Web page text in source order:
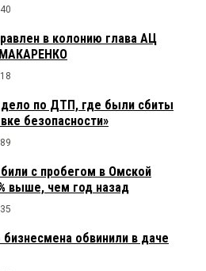
в колонию глава АЦ
по ДТП, где были сбиты
безопасности»
с пробегом в Омской
выше, чем год назад
обвинили в даче